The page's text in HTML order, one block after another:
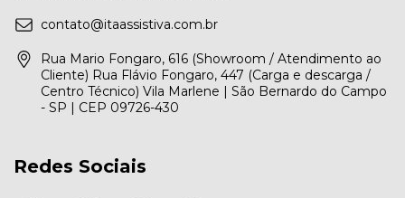
contato@itaassistiva.com.br
Rua Mario Fongaro, 616 (Showroom / Atendimento ao
Cliente) Rua Flávio Fongaro, 447 (Carga e descarga /
Centro Técnico) Vila Marlene | São Bernardo do Campo
- SP | CEP 09726-430
Redes Sociais